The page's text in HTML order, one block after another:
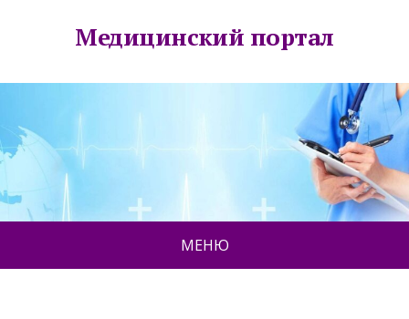
Медицинский портал
МЕНЮ